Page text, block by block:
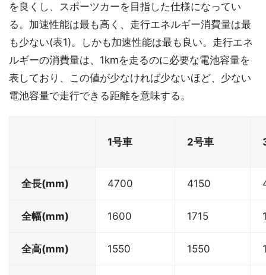
を良くし、スポーツカーを目指した仕様になってい
る。加速性能は最も高く、走行エネルギー消費量は最
も少ない(表1)。しかも加速性能は最も良い。走行エネ
ルギーの消費量は、1kmを走るのに必要な電池容量を
表しており、この値が少なければ少ないほど、少ない
電池容量で走行できる距離を意味する。
1号車 2号車
全長(mm) 4700 4150
全幅(mm) 1600 1715
全高(mm) 1550 1550